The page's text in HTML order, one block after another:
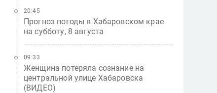
Прогноз погоды в Хабаровском крае
на субботу, 8 августа
20:45
Женщина потеряла сознание на
центральной улице Хабаровска
(ВИДЕО)
09:33